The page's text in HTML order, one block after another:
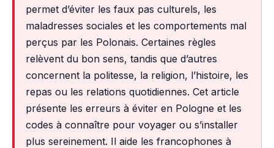
permet d’éviter les faux pas culturels, les
maladresses sociales et les comportements mal
perçus par les Polonais. Certaines règles
relèvent du bon sens, tandis que d’autres
concernent la politesse, la religion, l’histoire, les
repas ou les relations quotidiennes. Cet article
présente les erreurs à éviter en Pologne et les
codes à connaître pour voyager ou s’installer
plus sereinement. Il aide les francophones à